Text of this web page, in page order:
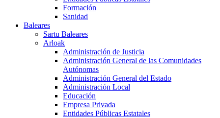
Formación
Sanidad
Baleares
Sartu Baleares
Arloak
Administración de Justicia
Administración General de las Comunidades
Autónomas
Administración General del Estado
Administración Local
Educación
Empresa Privada
Entidades Públicas Estatales